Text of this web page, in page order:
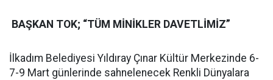
BAŞKAN TOK; “TÜM MİNİKLER DAVETLİMİZ”
İlkadım Belediyesi Yıldıray Çınar Kültür Merkezinde 6-
7-9 Mart günlerinde sahnelenecek Renkli Dünyalara